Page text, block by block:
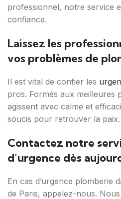
professionnel, notre service
confiance.
Laissez les
vos problèmes de
Il est vital de confier les
pros. Formés aux meilleures
agissent avec calme et
soucis pour retrouver la paix.
Contactez notre
d’urgence dès
En cas d’urgence plomberie
de Paris, appelez-nous.